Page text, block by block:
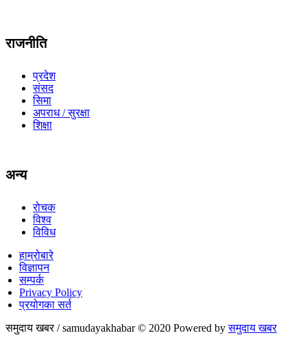
राजनीति
प्रदेश
संसद
सिमा
अपराध / सुरक्षा
शिक्षा
अन्य
रोचक
विश्व
विविध
हाम्रोबारे
विज्ञापन
सम्पर्क
Privacy Policy
प्रयोगका सर्त
समुदाय खबर / samudayakhabar © 2020 Powered byसमुदाय खबर